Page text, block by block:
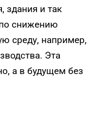
здания и так
снижению
среду, например,
Эта
а в будущем без